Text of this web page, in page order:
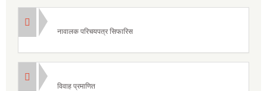
नावालक परिचयपत्र सिफारिस
विवाह प्रमाणित